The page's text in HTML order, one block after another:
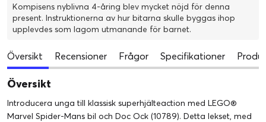
Kompisens nyblivna 4-åring blev mycket nöjd för denna
present. Instruktionerna av hur bitarna skulle byggas ihop
upplevdes som lagom utmanande för barnet.
Översikt Recensioner Frågor Specifikationer
Översikt
Introducera unga till klassisk superhjälteaction med LEGO®
Marvel Spider-Mans bil och Doc Ock (10789). Detta lekset, med